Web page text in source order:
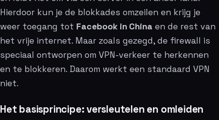
Hierdoor kun je de blokkades omzeilen en krijg je
weer toegang tot Facebook in China en de rest van
het vrije internet. Maar zoals gezegd, de firewall is
speciaal ontworpen om VPN-verkeer te herkennen
en te blokkeren. Daarom werkt een standaard VPN
niet.
Het basisprincipe: versleutelen en omleiden